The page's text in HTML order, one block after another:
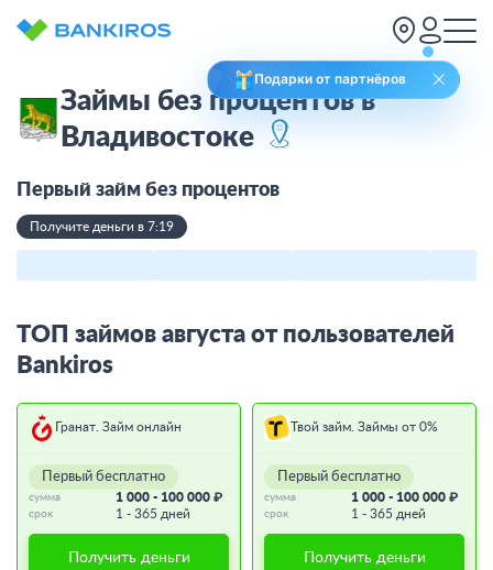
Подарки от партнёров
Займы без процентов в
Владивостоке
Первый займ без процентов
Получите деньги в 7:19
ТОП займов августа от пользователей
Bankiros
Гранат. Займ онлайн
Первый бесплатно
сумма 1 000 - 100 000 ₽
срок 1 - 365 дней
Получить деньги
Твой займ. Займы от 0%
Первый бесплатно
сумма 1 000 - 100 000 ₽
срок 1 - 365 дней
Получить деньги